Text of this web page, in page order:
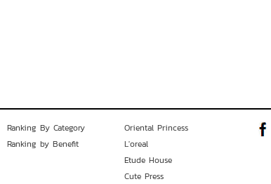
Ranking By Category
Ranking by Benefit
Oriental Princess
L'oreal
Etude House
Cute Press